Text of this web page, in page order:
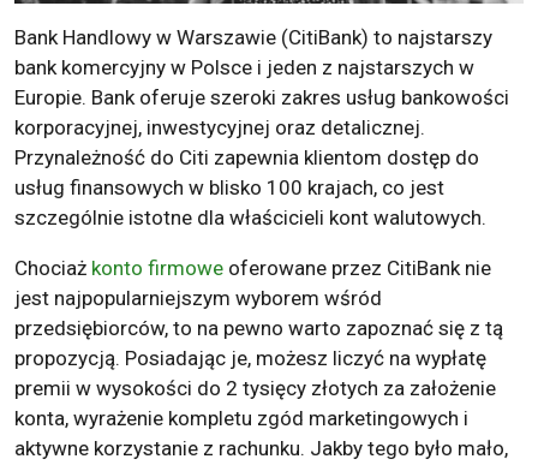
Bank Handlowy w Warszawie (CitiBank) to najstarszy
bank komercyjny w Polsce i jeden z najstarszych w
Europie. Bank oferuje szeroki zakres usług bankowości
korporacyjnej, inwestycyjnej oraz detalicznej.
Przynależność do Citi zapewnia klientom dostęp do
usług finansowych w blisko 100 krajach, co jest
szczególnie istotne dla właścicieli kont walutowych.
Chociaż konto firmowe oferowane przez CitiBank nie
jest najpopularniejszym wyborem wśród
przedsiębiorców, to na pewno warto zapoznać się z tą
propozycją. Posiadając je, możesz liczyć na wypłatę
premii w wysokości do 2 tysięcy złotych za założenie
konta, wyrażenie kompletu zgód marketingowych i
aktywne korzystanie z rachunku. Jakby tego było mało,